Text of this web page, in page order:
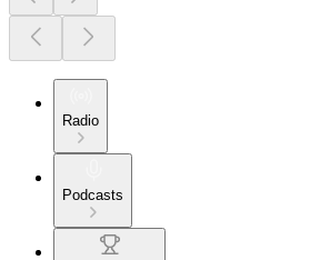
Radio
Podcasts